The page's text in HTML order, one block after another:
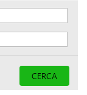
CERCA